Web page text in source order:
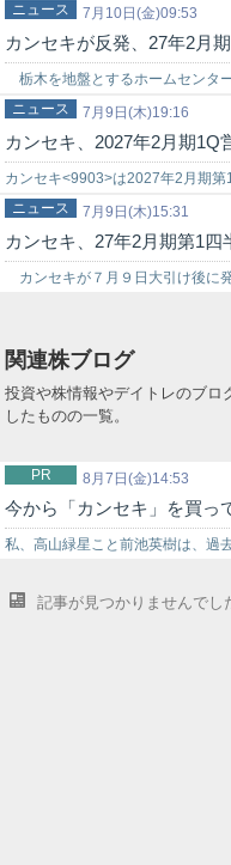
用した株式投資を始めてみません
7月10日(金)09:53
ニュース
カンセキが反発、27年2月
栃木を地盤とするホームセンタ
円を付けている。９日引け後、２
体決…
7月9日(木)19:16
ニュース
カンセキ、2027年2月期1Q
カンセキ<9903>は2027年2月期
発表した。売上高は92億72百万
7月9日(木)15:31
ニュース
カンセキ、27年2月期第1
カンセキが７月９日大引け後に
は売上高９２億７２００万円（
関連株ブログ
投資や株情報やデイトレのブロ
したものの一覧。
8月7日(金)14:53
PR
今から「カンセキ」を買っ
私、高山緑星こと前池英樹は、過
記事が見つかりませんでし